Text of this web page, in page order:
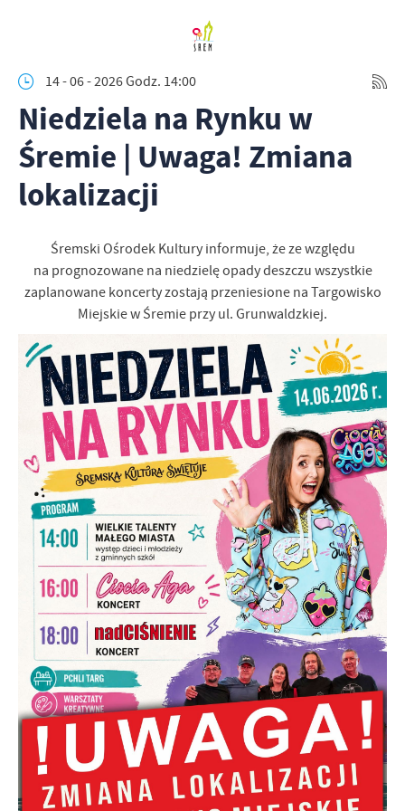
14 - 06 - 2026 Godz. 14:00
Niedziela na Rynku w
Śremie | Uwaga! Zmiana
lokalizacji
Śremski Ośrodek Kultury informuje, że ze względu
na prognozowane na niedzielę opady deszczu wszystkie
zaplanowane koncerty zostają przeniesione na Targowisko
Miejskie w Śremie przy ul. Grunwaldzkiej.